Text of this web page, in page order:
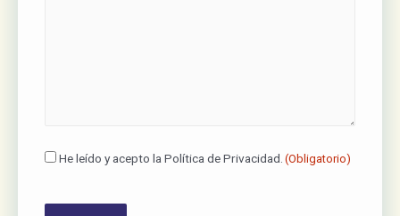
Consentimiento
He leído y acepto la Política de Privacidad. (Obligatorio)